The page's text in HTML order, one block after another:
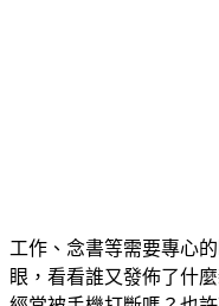
工作、念書等需要專心
眼，看看誰又發佈了什